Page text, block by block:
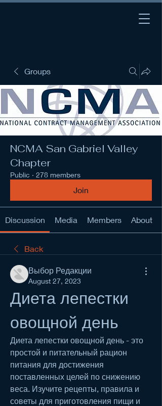
Groups
NCMA San Gabriel Valley
Chapter
Public · 278 members
Join
Discussion Media Members About
Back
Выбор Редакции
August 27, 2023
Диета лепестки
овощной день
Диета лепестки овощной день - это
простой и питательный рацион
питания для достижения
поставленных целей по снижению
веса. Изучите рецепты, правила и
советы для приготовления пищи и